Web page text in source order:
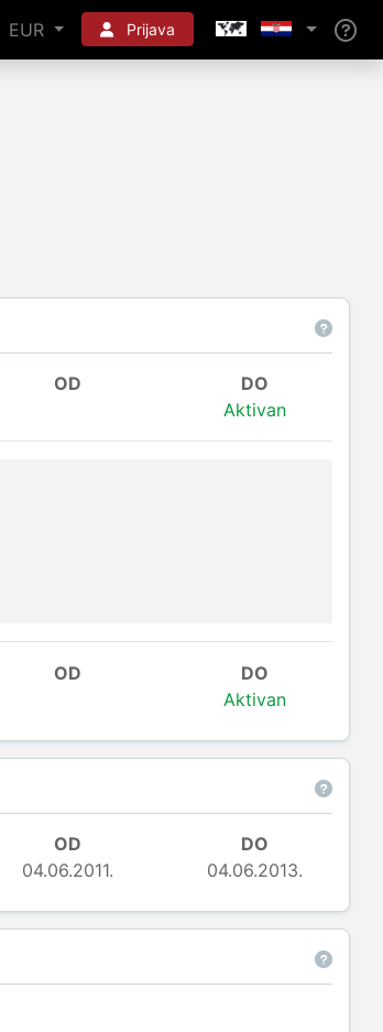
EUR Prijava
OD
DO
Aktivan
OD
DO
Aktivan
OD
DO
04.06.2011. 04.06.2013.